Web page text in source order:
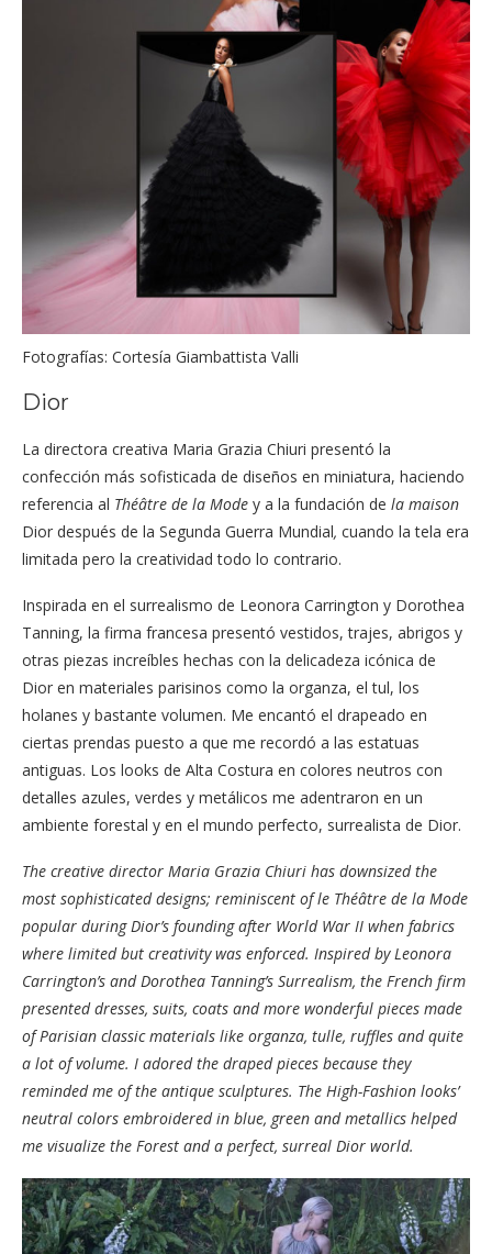
Fotografías: Cortesía Giambattista Valli
Dior
La directora creativa Maria Grazia Chiuri presentó la
confección más sofisticada de diseños en miniatura, haciendo
referencia al Théâtre de la Mode y a la fundación de la maison
Dior después de la Segunda Guerra Mundial, cuando la tela era
limitada pero la creatividad todo lo contrario.
Inspirada en el surrealismo de Leonora Carrington y Dorothea
Tanning, la firma francesa presentó vestidos, trajes, abrigos y
otras piezas increíbles hechas con la delicadeza icónica de
Dior en materiales parisinos como la organza, el tul, los
holanes y bastante volumen. Me encantó el drapeado en
ciertas prendas puesto a que me recordó a las estatuas
antiguas. Los looks de Alta Costura en colores neutros con
detalles azules, verdes y metálicos me adentraron en un
ambiente forestal y en el mundo perfecto, surrealista de Dior.
The creative director Maria Grazia Chiuri has downsized the
most sophisticated designs; reminiscent of le Théâtre de la Mode
popular during Dior’s founding after World War II when fabrics
where limited but creativity was enforced. Inspired by Leonora
Carrington’s and Dorothea Tanning’s Surrealism, the French firm
presented dresses, suits, coats and more wonderful pieces made
of Parisian classic materials like organza, tulle, ruffles and quite
a lot of volume. I adored the draped pieces because they
reminded me of the antique sculptures. The High-Fashion looks’
neutral colors embroidered in blue, green and metallics helped
me visualize the Forest and a perfect, surreal Dior world.